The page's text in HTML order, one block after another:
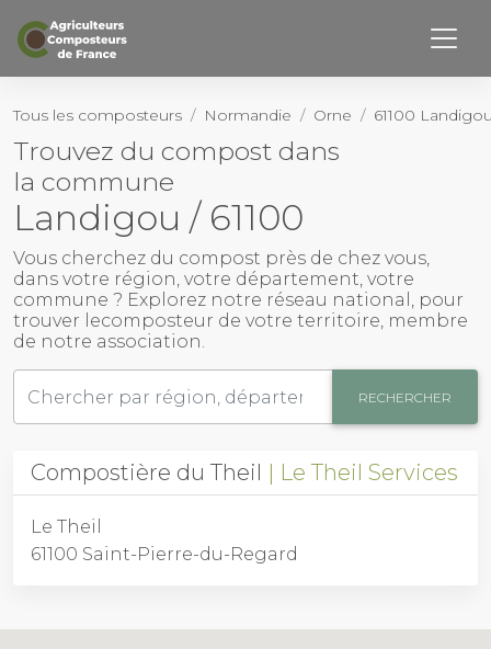
Notre Histoire
Nos membres
Activités
Outils
Contact
Tous les composteurs Normandie Orne 61100
Trouvez du compost dans
la commune
Landigou / 61100
Vous cherchez du compost près de chez vous,
dans votre région, votre département, votre
commune ? Explorez notre réseau national, pour
trouver lecomposteur de votre territoire, membre
de notre association.
RECHERCHER
Compostière du Theil Le Theil Services
Le Theil
61100 Saint-Pierre-du-Regard